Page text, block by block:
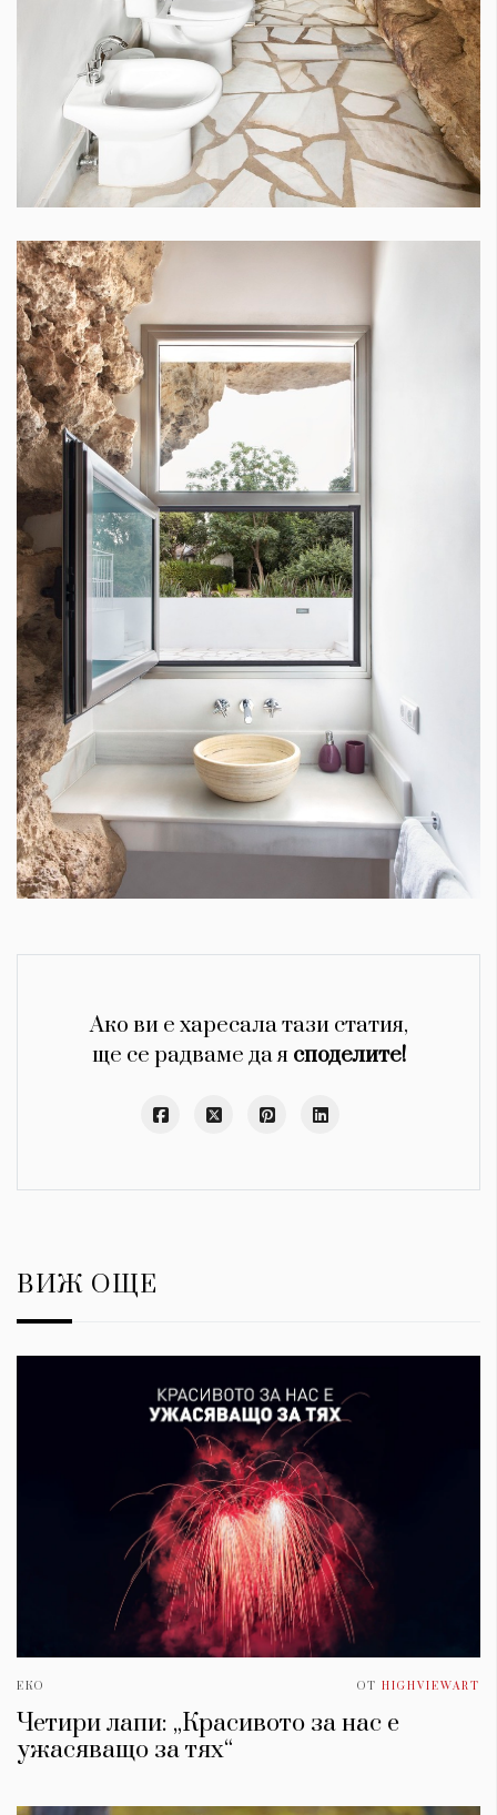
Ако ви е харесала тази статия,
ще се радваме да я споделите!
ВИЖ ОЩЕ
ЕКО ОТ HIGHVIEWART
Четири лапи: „Красивото за нас е
ужасяващо за тях“